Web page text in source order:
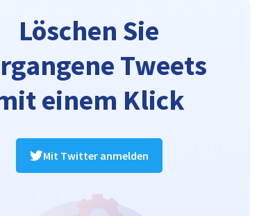
Löschen Sie
Tweets
einem Klick
Mit Twitter anmelden